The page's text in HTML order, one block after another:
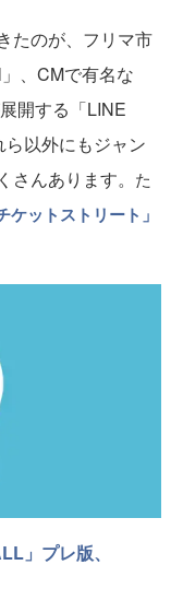
たのが、フリマ市
、CMで有名な
開する「LINE
以外にもジャン
んあります。 た
ケットストリート」
」プレ版、